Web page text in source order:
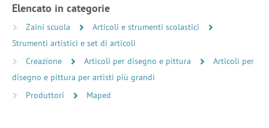
Elencato in categorie
Zaini scuola
Articoli e strumenti scolastici
Strumenti artistici e set di articoli
Creazione
Articoli per disegno e pittura
Articoli per
disegno e pittura per artisti più grandi
Produttori
Maped